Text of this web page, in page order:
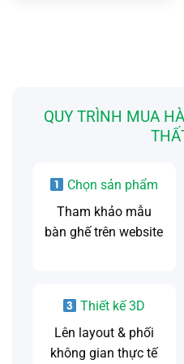
QUY TRÌNH MUA
Chọn sản phẩm
Tham khảo mẫu
bàn ghế trên website
Thiết kế 3D
Lên layout & phối
không gian thực tế